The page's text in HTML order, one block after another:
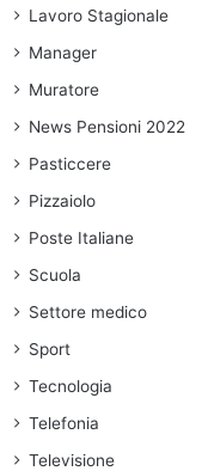
Lavoro Stagionale
Manager
Muratore
News Pensioni 2022
Pasticcere
Pizzaiolo
Poste Italiane
Scuola
Settore medico
Sport
Tecnologia
Telefonia
Televisione